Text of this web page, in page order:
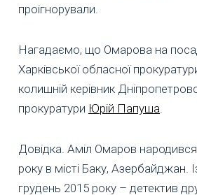
проігнорували.
Нагадаємо, що Омарова на
Харківської обласної
колишній керівник
прокуратури Юрій Папуша
Довідка. Аміл Омаров
року в місті Баку, Азербайджан.
грудень 2015 року – детектив